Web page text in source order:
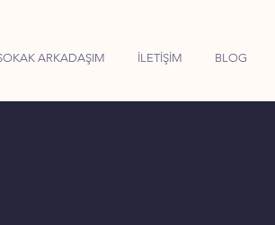
ARKADAŞIM İLETİŞİM BLOG